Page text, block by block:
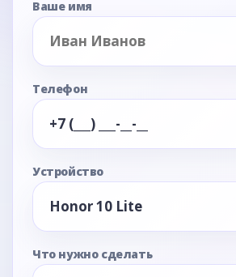
Ваше имя
Телефон
Устройство
Что нужно сделать